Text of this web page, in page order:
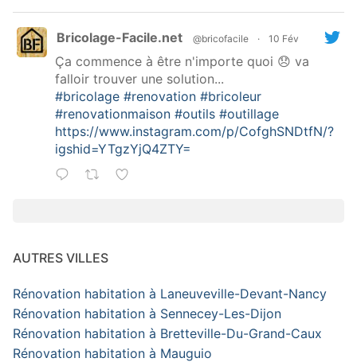
Bricolage-Facile.net @bricofacile · 10 Fév
Ça commence à être n'importe quoi 😞 va
falloir trouver une solution...
#bricolage #renovation #bricoleur
#renovationmaison #outils #outillage
https://www.instagram.com/p/CofghSNDtfN/?
igshid=YTgzYjQ4ZTY=
AUTRES VILLES
Rénovation habitation à Laneuveville-Devant-Nancy
Rénovation habitation à Sennecey-Les-Dijon
Rénovation habitation à Bretteville-Du-Grand-Caux
Rénovation habitation à Mauguio